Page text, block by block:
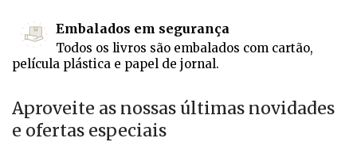
Embalados em segurança
Todos os livros são embalados com cartão,
película plástica e papel de jornal.
Aproveite as nossas últimas novidades
e ofertas especiais